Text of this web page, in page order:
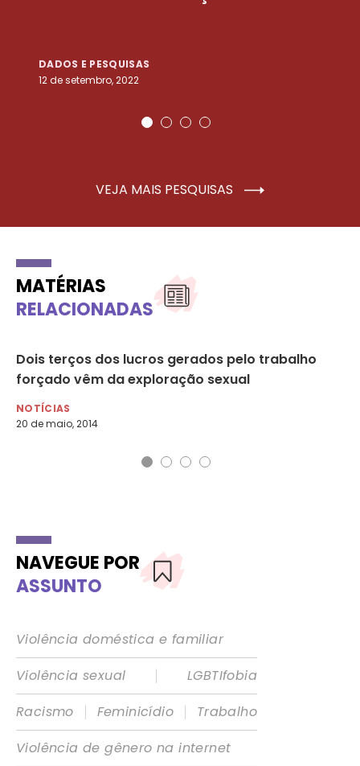
DADOS E PESQUISAS
12 de setembro, 2022
VEJA MAIS PESQUISAS
MATÉRIAS
RELACIONADAS
Dois terços dos lucros gerados pelo trabalho
forçado vêm da exploração sexual
NOTÍCIAS
20 de maio, 2014
NAVEGUE POR
ASSUNTO
Violência doméstica e familiar
Violência sexual
|
LGBTIfobia
Racismo
| Feminicídio |
Trabalho
Violência de gênero na internet